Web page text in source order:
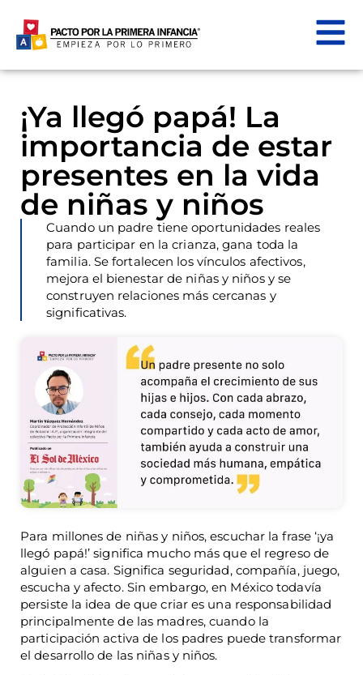
¡Ya llegó papá! La
importancia de estar
presentes en la vida
de niñas y niños
Cuando un padre tiene oportunidades reales
para participar en la crianza, gana toda la
familia. Se fortalecen los vínculos afectivos,
mejora el bienestar de niñas y niños y se
construyen relaciones más cercanas y
significativas.
Para millones de niñas y niños, escuchar la frase ‘¡ya
llegó papá!’ significa mucho más que el regreso de
alguien a casa. Significa seguridad, compañía, juego,
escucha y afecto. Sin embargo, en México todavía
persiste la idea de que criar es una responsabilidad
principalmente de las madres, cuando la
participación activa de los padres puede transformar
el desarrollo de las niñas y niños.